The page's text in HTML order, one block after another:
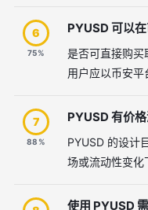
6
75%
PYUSD 可以
是否可直接购买
用户应以币安平
7
88%
PYUSD 有价格
PYUSD 的设计
场或流动性变化
使用 PYUSD